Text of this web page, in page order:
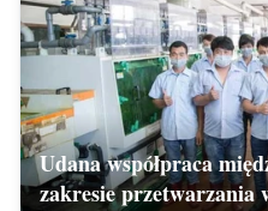
Udana współpraca
zakresie przetwarzania